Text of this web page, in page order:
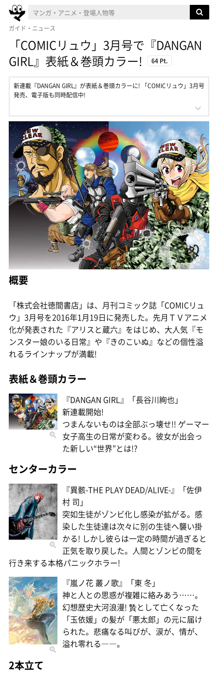
ガイド・ニュース
「COMICリュウ」3月号で『DANGAN
GIRL』表紙＆巻頭カラー!
64 Pt.
​新連載『DANGAN GIRL』が表紙＆巻頭カラーに! 「COMICリュウ」3月号
発売、電子版も同時配信中!
概要
「株式会社徳間書店」は、月刊コミック誌「COMICリュ
ウ」3月号を2016年1月19日に発売した。先月ＴＶアニメ
化が発表された『アリスと蔵六』をはじめ、大人気『モ
ンスター娘のいる日常』や『きのこいぬ』などの個性溢
れるラインナップが満載!
表紙＆巻頭カラー
『DANGAN GIRL』「長谷川絢也」
新連載開始!
つまんないものは全部ぶっ壊せ!! ゲーマー
女子高生の日常が変わる。彼女が出会っ
た新しい“世界”とは!?
センターカラー
『異骸-THE PLAY DEAD/ALIVE-』「佐伊
村 司」
突如生徒がゾンビ化し感染が拡がる。感
染した生徒達は次々に別の生徒へ襲い掛
かる! しかし彼らは一定の時間が過ぎると
正気を取り戻した。人間とゾンビの間を
行き来する本格パニックホラー!
『嵐ノ花 叢ノ歌』「東 冬」
神と人との思惑が複雑に絡みあう……。
幻想歴史大河浪漫! 贄として亡くなった
「玉依媛」の髪が「悪太郎」の元に届け
られた。悲痛なる叫びが、涙が、情が、
溢れ零れる――。
2本立て